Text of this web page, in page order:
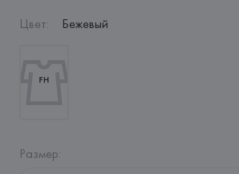
Цвет: Бежевый
Размер: